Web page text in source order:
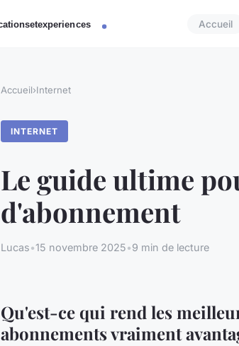
Accueil
Accueil›Internet
INTERNET
Le guide ultime
d'abonnement
Lucas•15 novembre 2025•9 min de lecture
Qu'est-ce qui rend les
abonnements vraiment